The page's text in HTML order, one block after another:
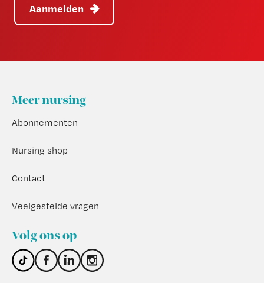
Aanmelden
Footer
Meer nursing
Abonnementen
Nursing shop
Contact
Veelgestelde vragen
Volg ons op